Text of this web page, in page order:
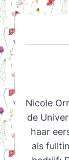
Nicole
de
haar
als